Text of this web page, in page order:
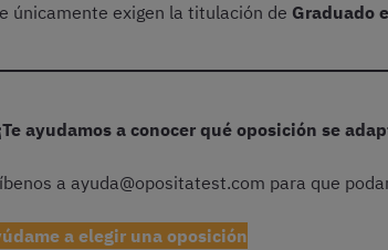
únicamente exigen la titulación de Graduado
ayudamos a conocer qué oposición se
a ayuda@opositatest.com para que
a elegir una oposición